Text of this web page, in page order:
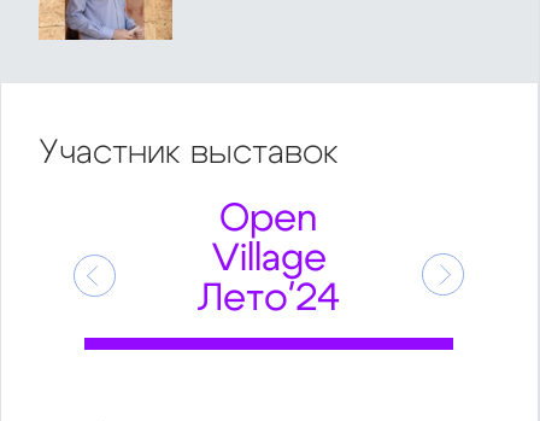
Участник выставок
Open
Village
Лето'24
Предыдущий